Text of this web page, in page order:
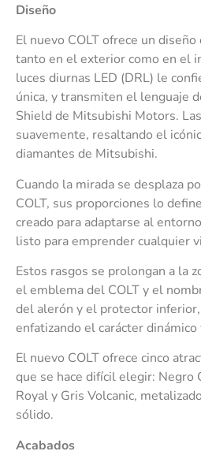
Diseño
El nuevo COLT ofrece un
tanto en el exterior como en el
luces diurnas LED (DRL) le
única, y transmiten el lenguaje
Shield de Mitsubishi Motors.
suavemente, resaltando el
diamantes de Mitsubishi.
Cuando la mirada se desplaza
COLT, sus proporciones lo
creado para adaptarse al
listo para emprender cualquier
Estos rasgos se prolongan a la
el emblema del COLT y el
del alerón y el protector
enfatizando el carácter
El nuevo COLT ofrece cinco
que se hace difícil elegir: Negro
Royal y Gris Volcanic,
sólido.
Acabados